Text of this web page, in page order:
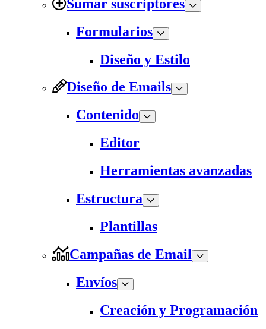
Sumar suscriptores
Formularios
Diseño y Estilo
Diseño de Emails
Contenido
Editor
Herramientas avanzadas
Estructura
Plantillas
Campañas de Email
Envíos
Creación y Programación